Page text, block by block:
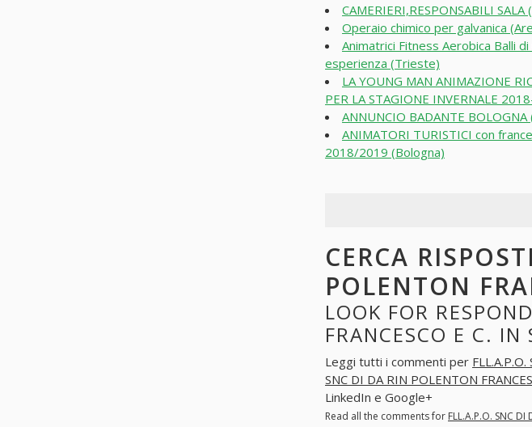
CAMERIERI,RESPONSABILI SALA
Operaio chimico per galvanica
Animatrici Fitness Aerobica Balli
esperienza (Trieste)
LA YOUNG MAN ANIMAZIONE
PER LA STAGIONE INVERNALE
ANNUNCIO BADANTE BOLOGNA
ANIMATORI TURISTICI con
2018/2019 (Bologna)
CERCA
POLENTON
LOOK FOR
FRANCESCO E C. IN
Leggi tutti i commenti per
SNC DI DA RIN POLENTON
LinkedIn e Google+
Read all the comments for FLL.A.P.O. SNC DI